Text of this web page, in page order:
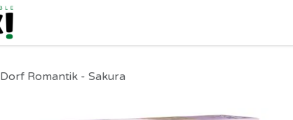
Dorf Romantik - Sakura